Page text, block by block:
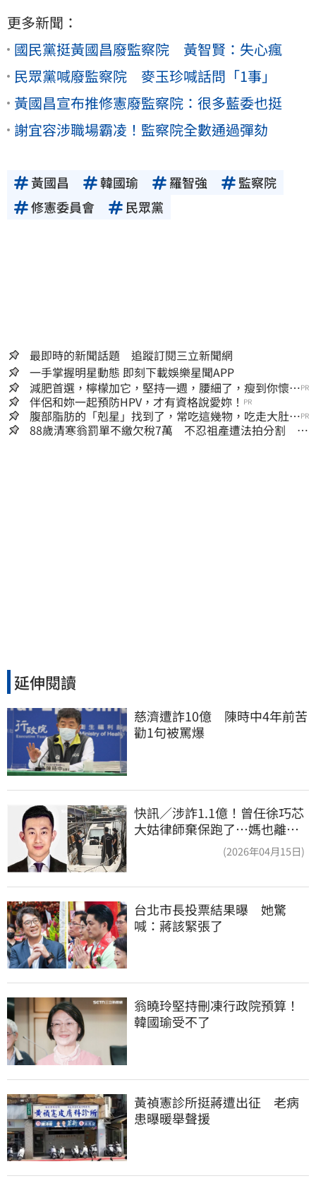
更多新聞：
國民黨挺黃國昌廢監察院 黃智賢：失心瘋
民眾黨喊廢監察院 麥玉珍喊話問「1事」
黃國昌宣布推修憲廢監察院：很多藍委也挺
謝宜容涉職場霸凌！監察院全數通過彈劾
黃國昌 韓國瑜 羅智強
監察院
修憲委員會
民眾黨
最即時的新聞話題 追蹤訂閱三立新聞網
一手掌握明星動態 即刻下載娛樂星聞APP
減肥首選，檸檬加它，堅持一週，腰細了，瘦到你懷疑
人生
PR
伴侶和妳一起預防HPV，才有資格說愛妳！ PR
腹部脂肪的「剋星」找到了，常吃這幾物，吃走大肚
囊，瘦出小蠻腰
PR
88歲清寒翁罰單不繳欠稅7萬 不忍祖產遭法拍分割 家
延伸閱讀
慈濟遭詐10億　陳時中4年前苦
勸1句被罵爆
快訊／涉詐1.1億！曾任徐巧芯
大姑律師棄保跑了…媽也離
(2026年04月15日)
台北市長投票結果曝　她驚
喊：蔣該緊張了
翁曉玲堅持刪凍行政院預算！
韓國瑜受不了
黃禎憲診所挺蔣遭出征　老病
患曝暖舉聲援